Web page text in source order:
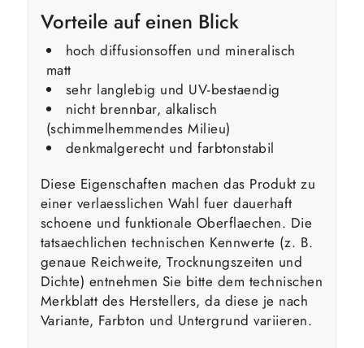
Vorteile auf einen Blick
hoch diffusionsoffen und mineralisch
matt
sehr langlebig und UV-bestaendig
nicht brennbar, alkalisch
(schimmelhemmendes Milieu)
denkmalgerecht und farbtonstabil
Diese Eigenschaften machen das Produkt zu
einer verlaesslichen Wahl fuer dauerhaft
schoene und funktionale Oberflaechen. Die
tatsaechlichen technischen Kennwerte (z. B.
genaue Reichweite, Trocknungszeiten und
Dichte) entnehmen Sie bitte dem technischen
Merkblatt des Herstellers, da diese je nach
Variante, Farbton und Untergrund variieren.